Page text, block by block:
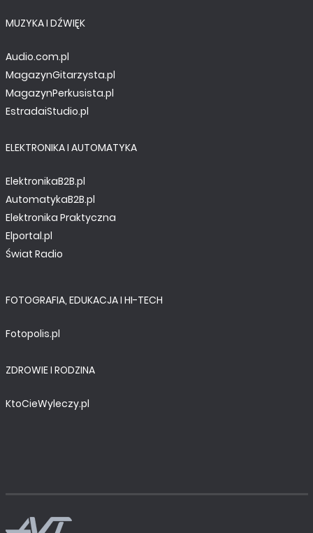
MUZYKA I DŹWIĘK
Audio.com.pl
MagazynGitarzysta.pl
MagazynPerkusista.pl
EstradaiStudio.pl
ELEKTRONIKA I AUTOMATYKA
ElektronikaB2B.pl
AutomatykaB2B.pl
Elektronika Praktyczna
Elportal.pl
Świat Radio
FOTOGRAFIA, EDUKACJA I HI-TECH
Fotopolis.pl
ZDROWIE I RODZINA
KtoCieWyleczy.pl